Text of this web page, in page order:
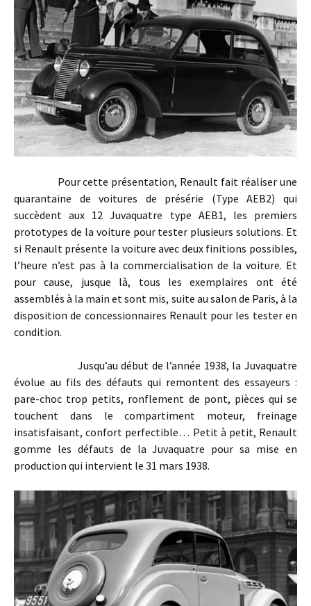
Pour cette présentation, Renault fait réaliser une
quarantaine de voitures de présérie (Type AEB2) qui
succèdent aux 12 Juvaquatre type AEB1, les premiers
prototypes de la voiture pour tester plusieurs solutions. Et
si Renault présente la voiture avec deux finitions possibles,
l’heure n’est pas à la commercialisation de la voiture. Et
pour cause, jusque là, tous les exemplaires ont été
assemblés à la main et sont mis, suite au salon de Paris, à la
disposition de concessionnaires Renault pour les tester en
condition.
Jusqu’au début de l’année 1938, la Juvaquatre
évolue au fils des défauts qui remontent des essayeurs :
pare-choc trop petits, ronflement de pont, pièces qui se
touchent dans le compartiment moteur, freinage
insatisfaisant, confort perfectible… Petit à petit, Renault
gomme les défauts de la Juvaquatre pour sa mise en
production qui intervient le 31 mars 1938.